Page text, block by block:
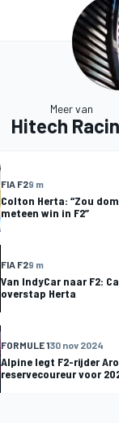
Meer van
Hitech
FIA F29 m
Colton Herta: “Zou
meteen win in F2”
FIA F29 m
Van IndyCar naar F2:
overstap Herta
FORMULE 130 nov 2024
Alpine legt F2-rijder
reservecoureur voor